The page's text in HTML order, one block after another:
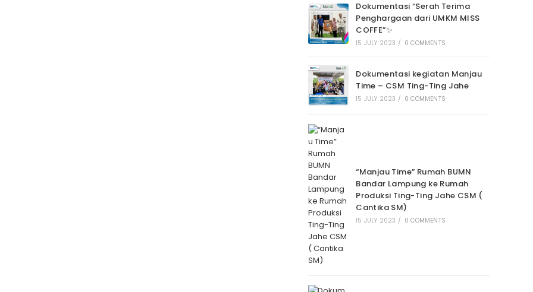
Dokumentasi “Serah Terima
Penghargaan dari UMKM MISS
COFFE”✨
15 JULY 2023 / 0 COMMENTS
Dokumentasi kegiatan Manjau
Time – CSM Ting-Ting Jahe
15 JULY 2023 / 0 COMMENTS
“Manjau Time” Rumah BUMN
Bandar Lampung ke Rumah
Produksi Ting-Ting Jahe CSM (
Cantika SM)
15 JULY 2023 / 0 COMMENTS